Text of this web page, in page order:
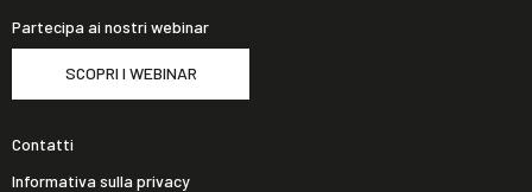
Partecipa ai nostri webinar
SCOPRI I WEBINAR
Contatti
Informativa sulla privacy